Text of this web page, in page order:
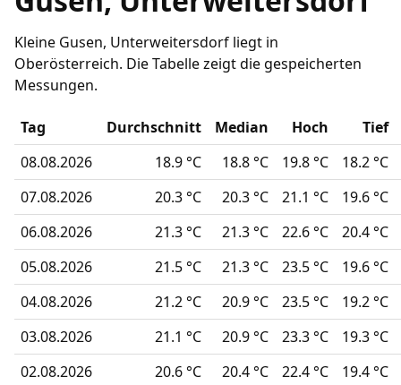
Kleine Gusen, Unterweitersdorf liegt in
Oberösterreich. Die Tabelle zeigt die gespeicherten
Messungen.
Tag Durchschnitt Median Hoch
Tief
08.08.2026
18.9 °C 18.8 °C 19.8 °C
18.2 °C
07.08.2026
20.3 °C 20.3 °C 21.1 °C
19.6 °C
06.08.2026
21.3 °C 21.3 °C 22.6 °C
20.4 °C
05.08.2026
21.5 °C 21.3 °C 23.5 °C
19.6 °C
04.08.2026
21.2 °C 20.9 °C 23.5 °C
19.2 °C
03.08.2026
21.1 °C 20.9 °C 23.3 °C
19.3 °C
02.08.2026
20.6 °C 20.4 °C 22.4 °C
19.4 °C